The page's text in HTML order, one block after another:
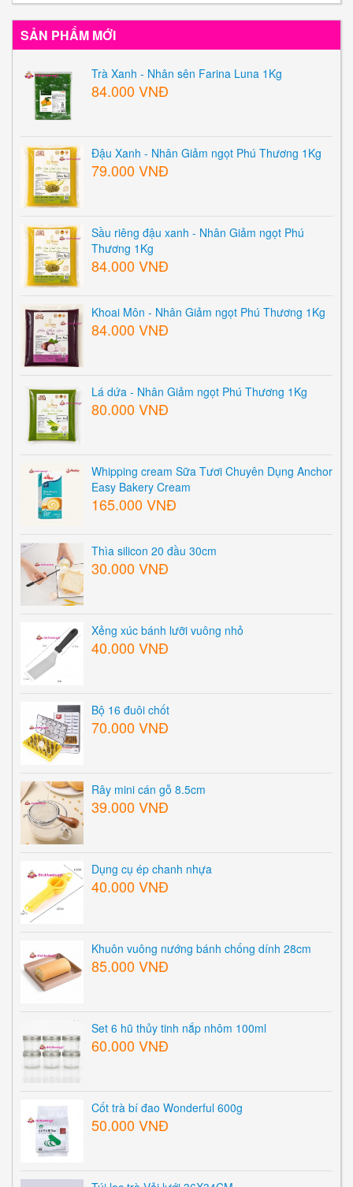
SẢN PHẨM MỚI
Trà Xanh - Nhân sên Farina Luna 1Kg
84.000 VNĐ
Đậu Xanh - Nhân Giảm ngọt Phú Thương 1Kg
79.000 VNĐ
Sầu riêng đậu xanh - Nhân Giảm ngọt Phú
Thương 1Kg
84.000 VNĐ
Khoai Môn - Nhân Giảm ngọt Phú Thương 1Kg
84.000 VNĐ
Lá dứa - Nhân Giảm ngọt Phú Thương 1Kg
80.000 VNĐ
Whipping cream Sữa Tươi Chuyên Dụng Anchor
Easy Bakery Cream
165.000 VNĐ
Thìa silicon 20 đầu 30cm
30.000 VNĐ
Xẻng xúc bánh lưỡi vuông nhỏ
40.000 VNĐ
Bộ 16 đuôi chốt
70.000 VNĐ
Rây mini cán gỗ 8.5cm
39.000 VNĐ
Dụng cụ ép chanh nhựa
40.000 VNĐ
Khuôn vuông nướng bánh chống dính 28cm
85.000 VNĐ
Set 6 hũ thủy tinh nắp nhôm 100ml
60.000 VNĐ
Cốt trà bí đao Wonderful 600g
50.000 VNĐ